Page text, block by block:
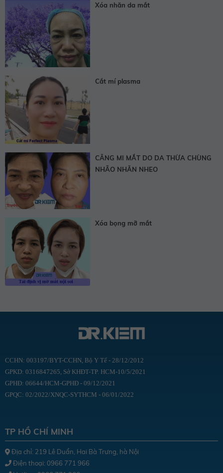
Xóa nhăn da mắt
Cắt mí plasma
CĂNG MI MẮT DO DA THỪA CHÙNG
NHÃO NHĂN NHEO
Xóa bọng mỡ mắt
CCHN: 003197/BYT-CCHN, Bộ Y Tế - 28/12/2012
GPKD: 0316847265, Sở KHĐT-TP. HCM-10/5/2021
GPHĐ: 06644/HCM-GPHĐ - 09/12/2021
GPQC: 02/2022/XNQC-SYTHCM - 06/01/2022
TP HỒ CHÍ MINH
Địa chỉ: 219 Lê Duẩn, Hai Bà Trưng, hà Nội
Điện thoại: 0966 771 966